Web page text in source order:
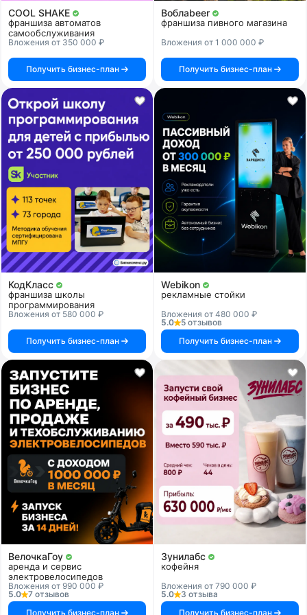
COOL SHAKE
франшиза автоматов
самообслуживания
Вложения от 350 000 ₽
Получить бизнес-план
Воблаbeer
франшиза пивного магазина
Вложения от 1 000 000 ₽
Получить бизнес-план
КодКласс
франшиза школы
программирования
Вложения от 580 000 ₽
Получить бизнес-план
Webikon
рекламные стойки
Вложения от 480 000 ₽
5.0
5 отзывов
Получить бизнес-план
ВелочкаГоу
аренда и сервис
электровелосипедов
Вложения от 990 000 ₽
5.0
7 отзывов
Получить бизнес-план
Зунилабс
кофейня
Вложения от 790 000 ₽
5.0
3 отзыва
Получить бизнес-план